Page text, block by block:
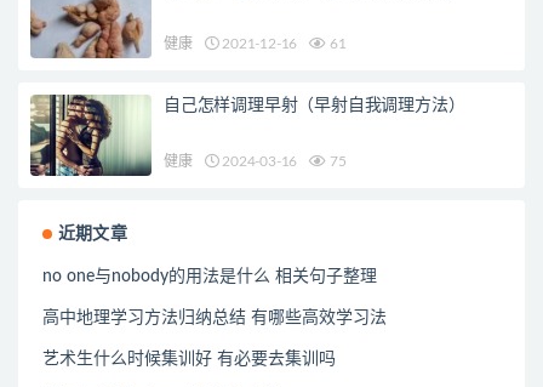
健康 2021-12-16 61
自己怎样调理早射（早射自我调理方法）
健康 2024-03-16 75
近期文章
no one与nobody的用法是什么 相关句子整理
高中地理学习方法归纳总结 有哪些高效学习法
艺术生什么时候集训好 有必要去集训吗